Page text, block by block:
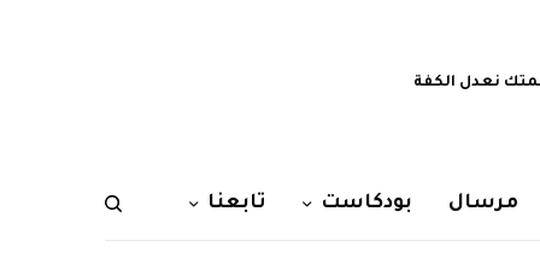
نعدل الكفة
مرسال بودكاست تابعنا